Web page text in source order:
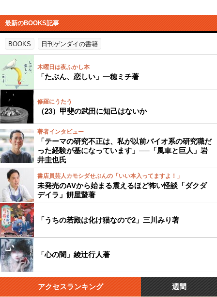
最新のBOOKS記事
BOOKS 日刊ゲンダイの書籍
木曜日は夜ふかし本
「たぶん、恋しい」一穂ミチ著
修羅にうたう
（23）甲斐の武田に知己はないか
著者インタビュー
「テーマの研究不正は、私が以前バイオ系の研究職だ
った経験が基になっています」──「風車と巨人」岩
井圭也氏
書店員芸人カモシダせぶんの「いい本入ってますよ！」
未発売のAVから始まる震えるほど怖い怪談「ダクダ
デイラ」餠屋䖸著
「うちの若殿は化け猫なので2」三川みり著
「心の闇」綾辻行人著
アクセスランキング 週間